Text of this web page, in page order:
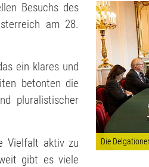
Besuchs des
am 28.
ein klares und
betonten die
pluralistischer
Vielfalt aktiv zu
gibt es viele